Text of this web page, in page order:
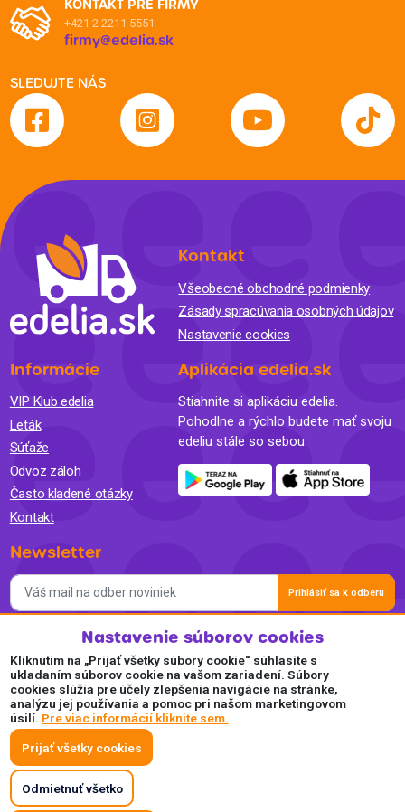
KONTAKT PRE FIRMY
+421 2 2211 5551
firmy@edelia.sk
SLEDUJTE NÁS
Kontakt
Všeobecné obchodné podmienky
Zásady spracúvania osobných údajov
Nastavenie cookies
Informácie
VIP Klub edelia
Leták
Súťaže
Odvoz záloh
Často kladené otázky
Kontakt
Aplikácia edelia.sk
Stiahnite si aplikáciu edelia.
Pohodlne a rýchlo budete mať svoju
edeliu stále so sebou.
Newsletter
Prihlásiť sa k odberu
Súhlasím so spracovaním osobných údajov a so zasielaním
newslettra na marketingové účely a oboznámil som sa so
Zásadami ochrany osobných údajov.
Akceptujeme
Plaťte pohodlne a bezpečne online.
Nastavenie súborov cookies
Kliknutím na „Prijať všetky súbory cookie“ súhlasíte s
ukladaním súborov cookie na vašom zariadení. Súbory
cookies slúžia pre účely zlepšenia navigácie na stránke,
analýzu jej používania a pomoc pri našom marketingovom
úsilí. Pre viac informácií kliknite sem.
Prijať všetky cookies
Odmietnuť všetko